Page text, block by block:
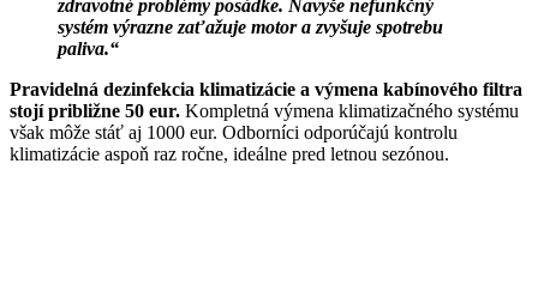
zdravotné problémy posádke. Navyše nefunkčný
systém výrazne zaťažuje motor a zvyšuje spotrebu
paliva.“
Pravidelná dezinfekcia klimatizácie a výmena kabínového filtra
stojí približne 50 eur. Kompletná výmena klimatizačného systému
však môže stáť aj 1000 eur. Odborníci odporúčajú kontrolu
klimatizácie aspoň raz ročne, ideálne pred letnou sezónou.